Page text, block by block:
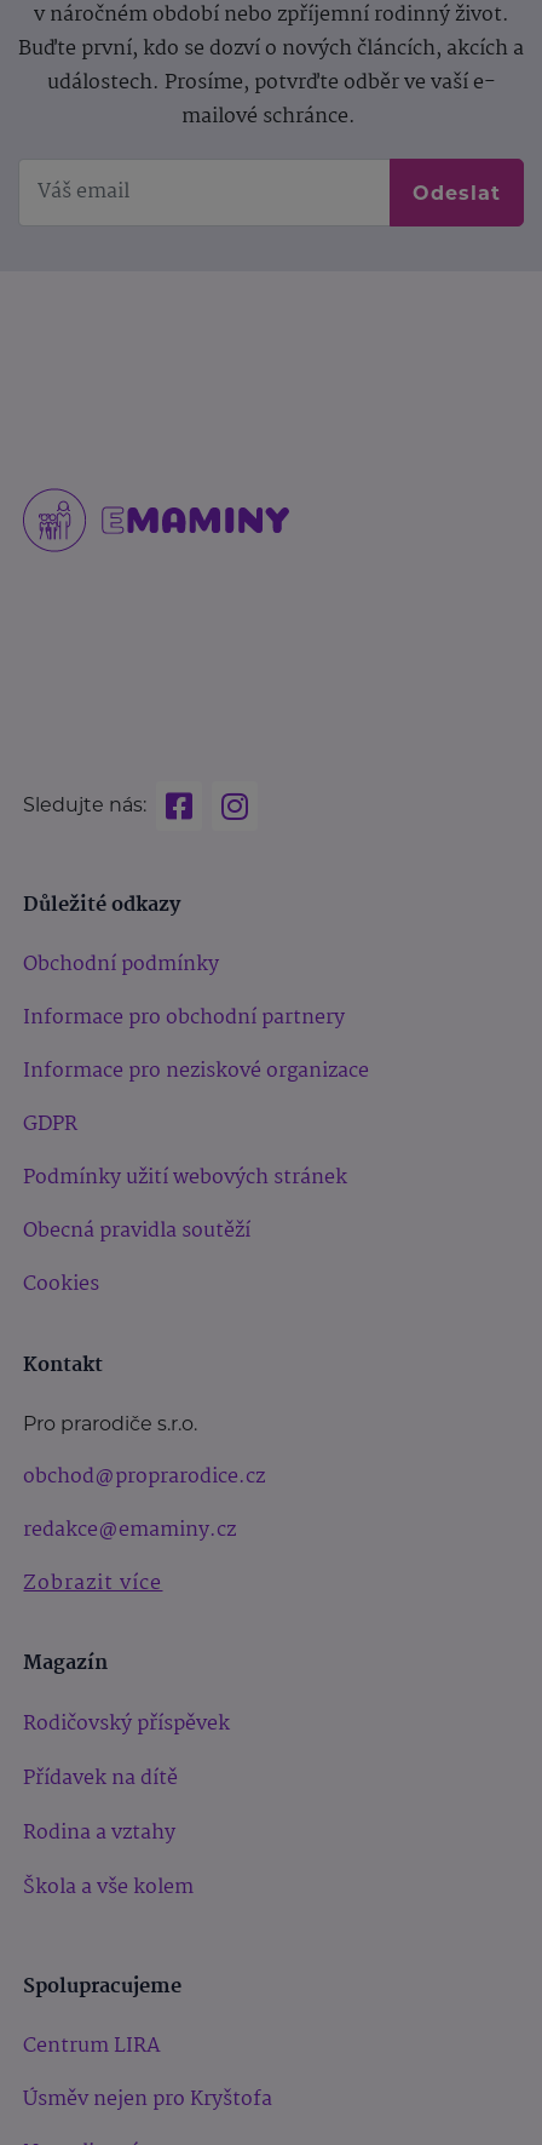
v náročném období nebo zpříjemní rodinný život.
Buďte první, kdo se dozví o nových článcích, akcích a
událostech. Prosíme, potvrďte odběr ve vaší e-
mailové schránce.
Odeslat
Sledujte nás:
Důležité odkazy
Obchodní podmínky
Informace pro obchodní partnery
Informace pro neziskové organizace
GDPR
Podmínky užití webových stránek
Obecná pravidla soutěží
Cookies
Kontakt
Pro prarodiče s.r.o.
obchod@proprarodice.cz
redakce@emaminy.cz
Zobrazit více
Magazín
Rodičovský příspěvek
Přídavek na dítě
Rodina a vztahy
Škola a vše kolem
Spolupracujeme
Centrum LIRA
Úsměv nejen pro Kryštofa